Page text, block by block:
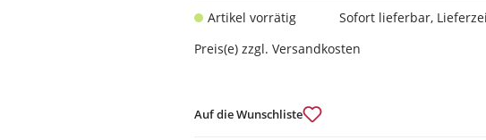
Artikel vorrätig
Sofort lieferbar,
Preis(e) zzgl. Versandkosten
Auf die Wunschliste